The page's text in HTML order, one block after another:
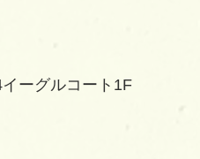
ーグルコート1F